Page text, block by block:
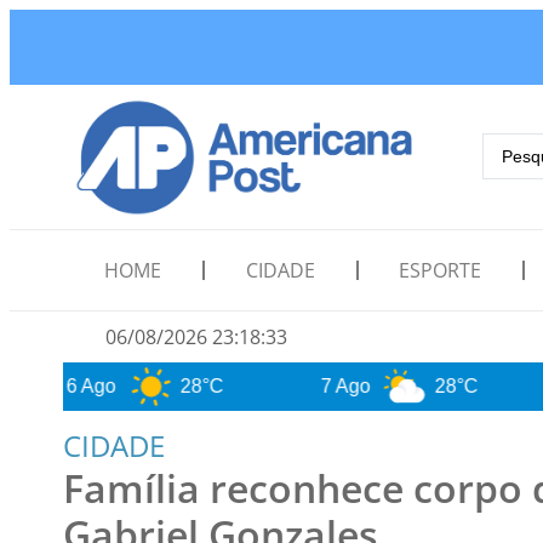
HOME CIDADE ESPORTE
06/08/2026 23:18:34
28°C 7 Ago 28°C 8 Ago
CIDADE
Família reconhece